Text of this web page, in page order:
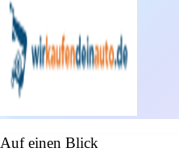
Auf einen Blick